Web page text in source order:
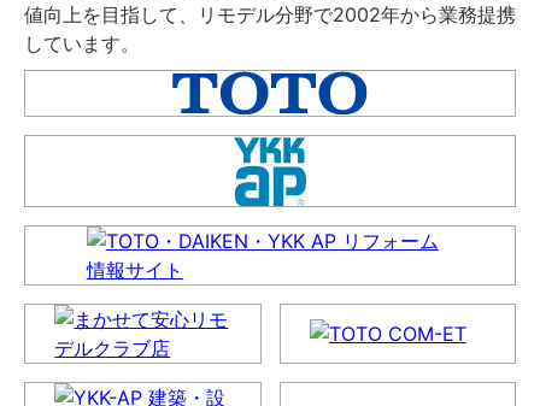
値向上を目指して、リモデル分野で2002年から業務提携
しています。